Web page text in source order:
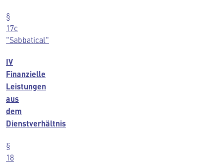
§
17c
"Sabbatical"
IV
Finanzielle
Leistungen
aus
dem
Dienstverhältnis
§
18